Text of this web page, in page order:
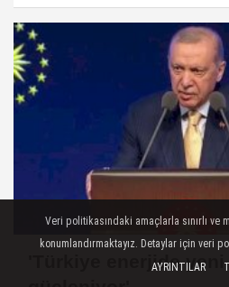
'Türkiye enerjide
Veri politikasındaki amaçlarla sınırlı ve
konumlandırmaktayız. Detaylar için veri
AYRINTILAR